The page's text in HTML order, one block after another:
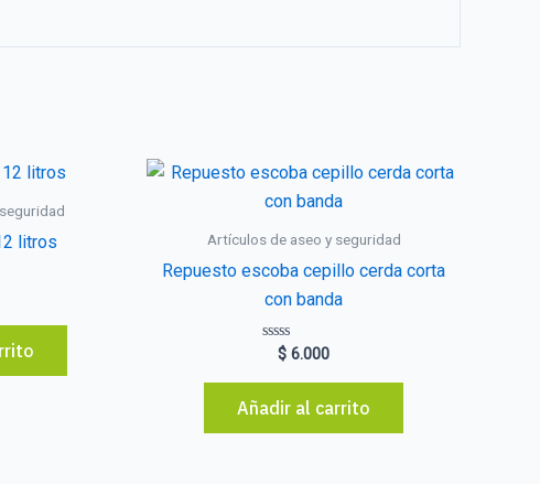
litros Artículos de aseo y seguridad
Repuesto escoba cepillo cerda corta
con banda
Valorado
con
0
5
$ 6.000
Añadir al carrito